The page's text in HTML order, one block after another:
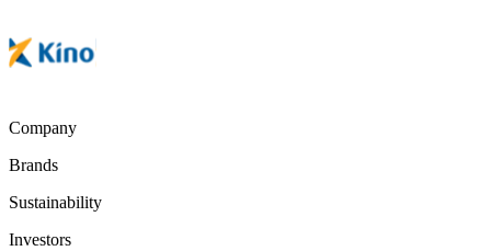
Company
Brands
Sustainability
Investors